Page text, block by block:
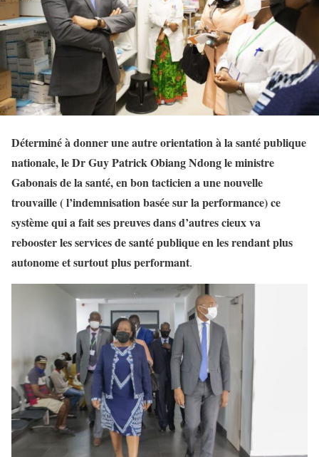
Déterminé à donner une autre orientation à la santé publique
nationale, le Dr Guy Patrick Obiang Ndong le ministre
Gabonais de la santé, en bon tacticien a une nouvelle
trouvaille ( l’indemnisation basée sur la performance) ce
système qui a fait ses preuves dans d’autres cieux va
rebooster les services de santé publique en les rendant plus
autonome et surtout plus performant.